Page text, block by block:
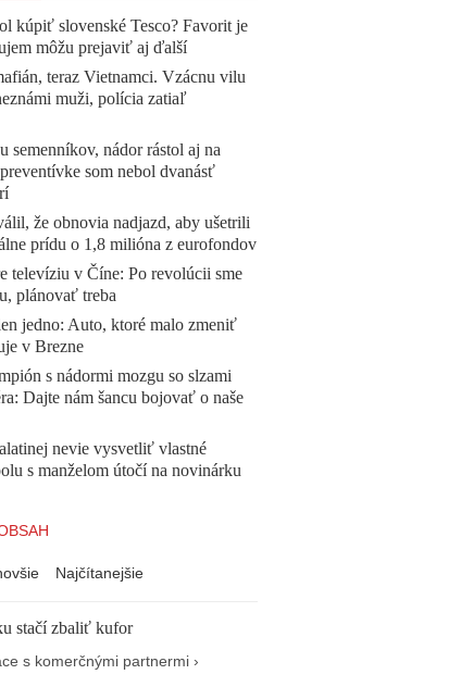
kúpiť slovenské Tesco? Favorit je
môžu prejaviť aj ďalší
teraz Vietnamci. Vzácnu vilu
muži, polícia zatiaľ
semenníkov, nádor rástol aj na
som nebol dvanásť
že obnovia nadjazd, aby ušetrili
prídu o 1,8 milióna z eurofondov
televíziu v Číne: Po revolúcii sme
plánovať treba
jedno: Auto, ktoré malo zmeniť
v Brezne
s nádormi mozgu so slzami
Dajte nám šancu bojovať o naše
nevie vysvetliť vlastné
s manželom útočí na novinárku
Najčítanejšie
stačí zbaliť kufor
s komerčnými partnermi ›